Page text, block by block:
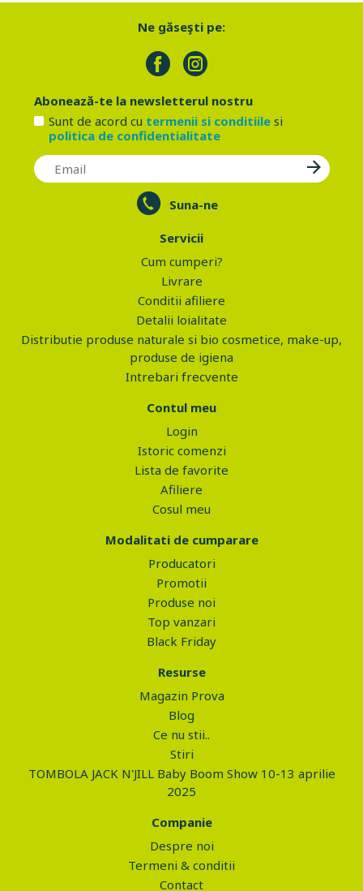
Ne găseşti pe:
Abonează-te la newsletterul nostru
Sunt de acord cu termenii si conditiilesi
politica de confidentialitate
Suna-ne
Servicii
Cum cumperi?
Livrare
Conditii afiliere
Detalii loialitate
Distributie produse naturale si bio cosmetice, make-up,
produse de igiena
Intrebari frecvente
Contul meu
Login
Istoric comenzi
Lista de favorite
Afiliere
Cosul meu
Modalitati de cumparare
Producatori
Promotii
Produse noi
Top vanzari
Black Friday
Resurse
Magazin Prova
Blog
Ce nu stii..
Stiri
TOMBOLA JACK N'JILL Baby Boom Show 10-13 aprilie
2025
Companie
Despre noi
Termeni & conditii
Contact